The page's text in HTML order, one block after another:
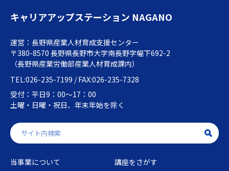
キャリアアップステーション NAGANO
運営：長野県産業人材育成支援センター
〒380-8570 長野県長野市大字南長野字幅下692-2
（長野県産業労働部産業人材育成課内）
TEL:026-235-7199 / FAX:026-235-7328
受付：平日9：00～17：00
土曜・日曜・祝日、年末年始を除く
当事業について
講座をさがす